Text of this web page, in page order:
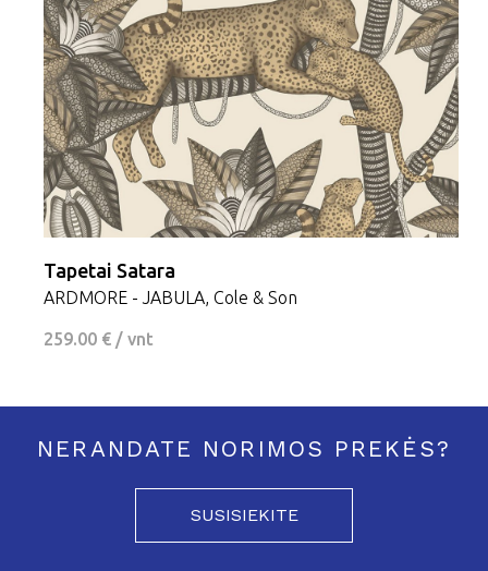
Tapetai Satara
ARDMORE - JABULA, Cole & Son
259.00 € / vnt
NERANDATE NORIMOS PREKĖS?
SUSISIEKITE